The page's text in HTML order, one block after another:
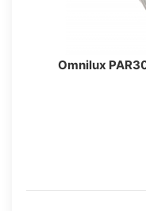
Omnilux